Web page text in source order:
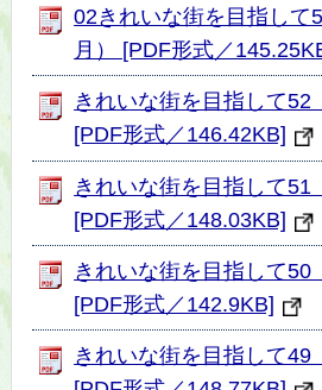
02きれいな街を目指して
月） [PDF形式／
きれいな街を目指して52
[PDF形式／146.42KB]
きれいな街を目指して51
[PDF形式／148.03KB]
きれいな街を目指して50
[PDF形式／142.9KB]
きれいな街を目指して49